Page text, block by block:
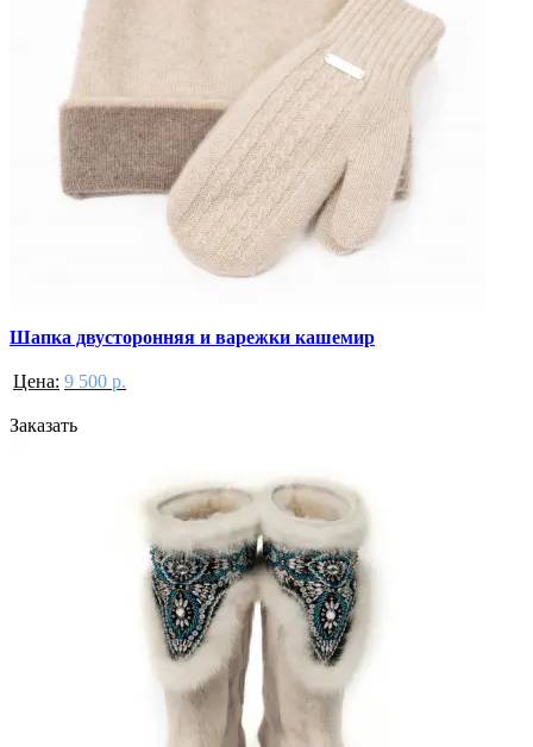
Шапка двусторонняя и варежки кашемир
Цена: 9 500 р.
Заказать